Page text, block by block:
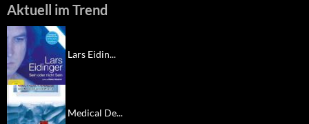
Aktuell im Trend
Lars Eidin...
Medical De...